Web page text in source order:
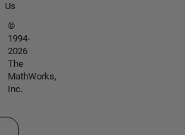
Us
©
1994-
2026
The
MathWorks,
Inc.
un site web